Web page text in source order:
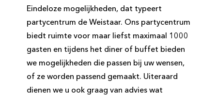
Eindeloze mogelijkheden, dat typeert
partycentrum de Weistaar. Ons partycentrum
biedt ruimte voor maar liefst maximaal 1000
gasten en tijdens het diner of buffet bieden
we mogelijkheden die passen bij uw wensen,
of ze worden passend gemaakt. Uiteraard
dienen we u ook graag van advies wat